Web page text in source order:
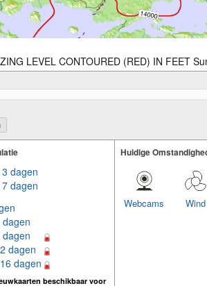
LEVEL CONTOURED (RED) IN FEET
3 dagen
7 dagen
dagen
dagen
dagen
dagen
beschikbaar voor
Huidige
Wind
Webcams